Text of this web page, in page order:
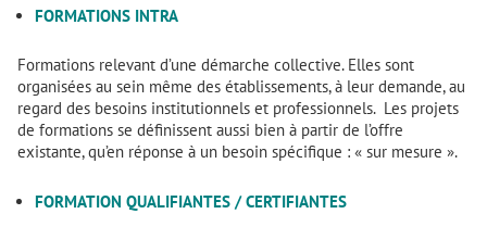
FORMATIONS INTRA
Formations relevant d’une démarche collective. Elles sont
organisées au sein même des établissements, à leur demande, au
regard des besoins institutionnels et professionnels. Les projets
de formations se définissent aussi bien à partir de l’offre
existante, qu’en réponse à un besoin spécifique : « sur mesure ».
FORMATION QUALIFIANTES / CERTIFIANTES